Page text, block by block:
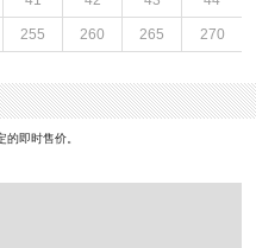
码鞋长参考(男)：30CM
类流行款式：网布鞋
255 260 265 270
即时售价。